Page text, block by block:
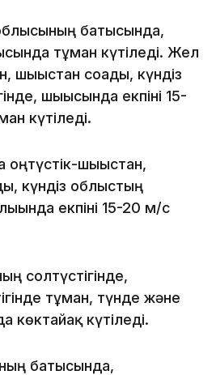
батысында,
тұман күтіледі. Жел
шығыстан соғады, күндіз
шығысында екпіні 15-
күтіледі.
шығыстан,
күндіз облыстың
екпіні 15-20 м/с
солтүстігінде,
тұман, түнде және
күтіледі.
батысында,